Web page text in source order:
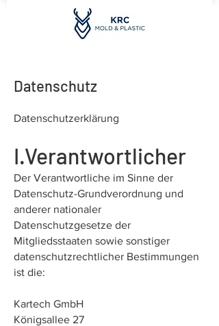
Datenschutz
Datenschutzerklärung
I.Verantwortlicher
Der Verantwortliche im Sinne der
Datenschutz-Grundverordnung und
anderer nationaler
Datenschutzgesetze der
Mitgliedsstaaten sowie sonstiger
datenschutzrechtlicher Bestimmungen
ist die:
Kartech GmbH
Königsallee 27